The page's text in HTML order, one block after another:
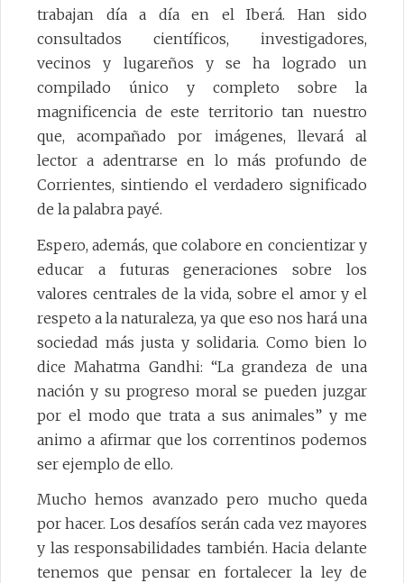
trabajan día a día en el Iberá. Han sido
consultados científicos, investigadores,
vecinos y lugareños y se ha logrado un
compilado único y completo sobre la
magnificencia de este territorio tan nuestro
que, acompañado por imágenes, llevará al
lector a adentrarse en lo más profundo de
Corrientes, sintiendo el verdadero significado
de la palabra payé.
Espero, además, que colabore en concientizar y
educar a futuras generaciones sobre los
valores centrales de la vida, sobre el amor y el
respeto a la naturaleza, ya que eso nos hará una
sociedad más justa y solidaria. Como bien lo
dice Mahatma Gandhi: “La grandeza de una
nación y su progreso moral se pueden juzgar
por el modo que trata a sus animales” y me
animo a afirmar que los correntinos podemos
ser ejemplo de ello.
Mucho hemos avanzado pero mucho queda
por hacer. Los desafíos serán cada vez mayores
y las responsabilidades también. Hacia delante
tenemos que pensar en fortalecer la ley de